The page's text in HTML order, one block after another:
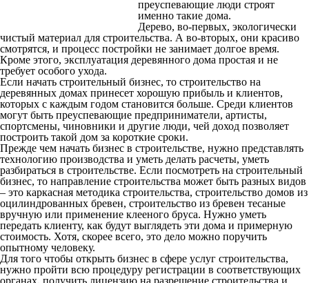
преуспевающие люди строят
именно такие дома.
Дерево, во-первых, экологически
чистый материал для строительства. А во-вторых, они красиво
смотрятся, и процесс постройки не занимает долгое время.
Кроме этого, эксплуатация деревянного дома простая и не
требует особого ухода.
Если начать строительный бизнес, то строительство на
деревянных домах принесет хорошую прибыль и клиентов,
которых с каждым годом становится больше. Среди клиентов
могут быть преуспевающие предприниматели, артисты,
спортсмены, чиновники и другие люди, чей доход позволяет
построить такой дом за короткие сроки.
Прежде чем начать бизнес в строительстве, нужно представлять
технологию производства и уметь делать расчеты, уметь
разбираться в строительстве. Если посмотреть на строительный
бизнес, то направление строительства может быть разных видов
– это каркасная методика строительства, строительство домов из
оцилиндрованных бревен, строительство из бревен тесаные
вручную или применение клееного бруса. Нужно уметь
передать клиенту, как будут выглядеть эти дома и примерную
стоимость. Хотя, скорее всего, это дело можно поручить
опытному человеку.
Для того чтобы открыть бизнес в сфере услуг строительства,
нужно пройти всю процедуру регистрации в соответствующих
органах, получить лицензию на разрешение строительства и